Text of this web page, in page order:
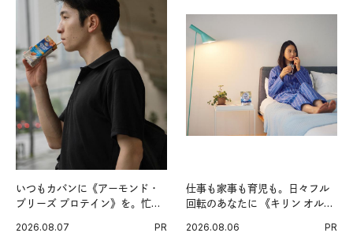
いつもカバンに《アーモンド・
ブリーズ プロテイン》を。忙し
2026.08.07 PR
仕事も家事も育児も。日々フル
回転のあなたに 《キリン オルニ
2026.08.06 PR